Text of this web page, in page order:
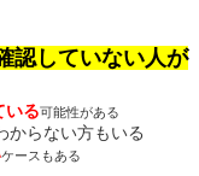
認していない人が
いる可能性がある
からない方もいる
ケースもある